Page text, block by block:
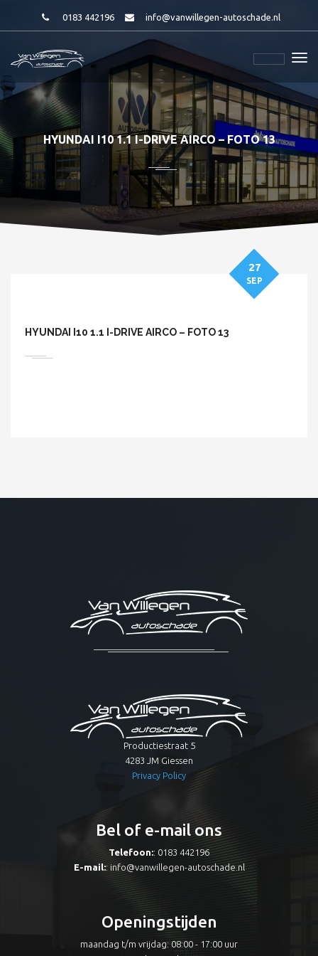
0183 442196 info@vanwillegen-autoschade.nl
HYUNDAI I10 1.1 I-DRIVE AIRCO – FOTO 13
HYUNDAI I10 1.1 I-DRIVE AIRCO – FOTO 13
27
SEP
Productiestraat 5
4283 JM Giessen
Privacy Policy
Bel of e-mail ons
Telefoon:: 0183 442196
E-mail:: info@vanwillegen-autoschade.nl
Openingstijden
maandag t/m vrijdag: 08:00 - 17:00 uur